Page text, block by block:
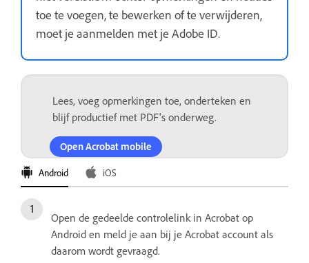
toe te voegen, te bewerken of te verwijderen,
moet je aanmelden met je Adobe ID.
Lees, voeg opmerkingen toe, onderteken en
blijf productief met PDF's onderweg.
Open Acrobat mobile
Android iOS
Open de gedeelde controlelink in Acrobat op
Android en meld je aan bij je Acrobat account als
daarom wordt gevraagd.